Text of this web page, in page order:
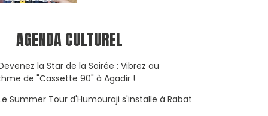
AGENDA CULTUREL
la Star de la Soirée : Vibrez au
de "Cassette 90" à Agadir !
Summer Tour d'Humouraji s'installe à Rabat